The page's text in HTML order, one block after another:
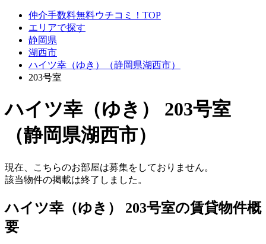
仲介手数料無料ウチコミ！TOP
エリアで探す
静岡県
湖西市
ハイツ幸（ゆき）（静岡県湖西市）
203号室
ハイツ幸（ゆき） 203号室
（静岡県湖西市）
現在、こちらのお部屋は募集をしておりません。
該当物件の掲載は終了しました。
ハイツ幸（ゆき） 203号室の賃貸物件概
要